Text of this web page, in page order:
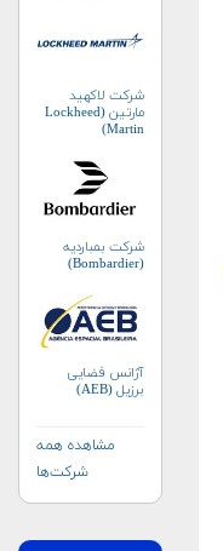
شرکت لاکهید
مارتین (Lockheed
Martin)
شرکت بمباردیه
(Bombardier)
آژانس فضایی
برزیل (AEB)
مشاهده همه
شرکت‌ها